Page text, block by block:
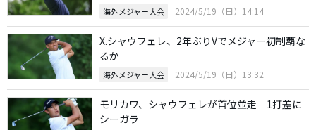
海外メジャー大会 2024/5/19（日）14:14
X.シャウフェレ、2年ぶりVでメジャー初制覇な
るか
海外メジャー大会 2024/5/19（日）13:32
モリカワ、シャウフェレが首位並走 1打差に
シーガラ